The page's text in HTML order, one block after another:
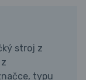
stroj z
typu